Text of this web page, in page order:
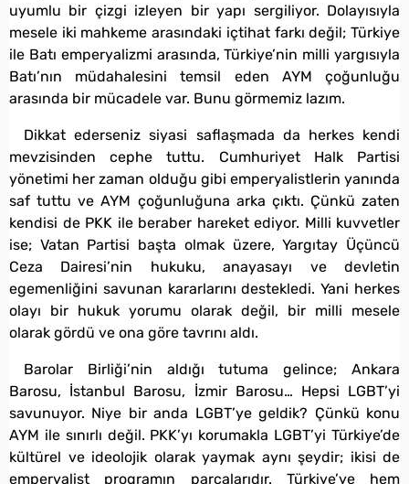
uyumlu bir çizgi izleyen bir yapı sergiliyor. Dolayısıyla
mesele iki mahkeme arasındaki içtihat farkı değil; Türkiye
ile Batı emperyalizmi arasında, Türkiye’nin milli yargısıyla
Batı’nın müdahalesini temsil eden AYM çoğunluğu
arasında bir mücadele var. Bunu görmemiz lazım.
Dikkat ederseniz siyasi saflaşmada da herkes kendi
mevzisinden cephe tuttu. Cumhuriyet Halk Partisi
yönetimi her zaman olduğu gibi emperyalistlerin yanında
saf tuttu ve AYM çoğunluğuna arka çıktı. Çünkü zaten
kendisi de PKK ile beraber hareket ediyor. Milli kuvvetler
ise; Vatan Partisi başta olmak üzere, Yargıtay Üçüncü
Ceza Dairesi’nin hukuku, anayasayı ve devletin
egemenliğini savunan kararlarını destekledi. Yani herkes
olayı bir hukuk yorumu olarak değil, bir milli mesele
olarak gördü ve ona göre tavrını aldı.
Barolar Birliği’nin aldığı tutuma gelince; Ankara
Barosu, İstanbul Barosu, İzmir Barosu… Hepsi LGBT’yi
savunuyor. Niye bir anda LGBT’ye geldik? Çünkü konu
AYM ile sınırlı değil. PKK’yı korumakla LGBT’yi Türkiye’de
kültürel ve ideolojik olarak yaymak aynı şeydir; ikisi de
emperyalist programın parçalarıdır. Türkiye’ye hem